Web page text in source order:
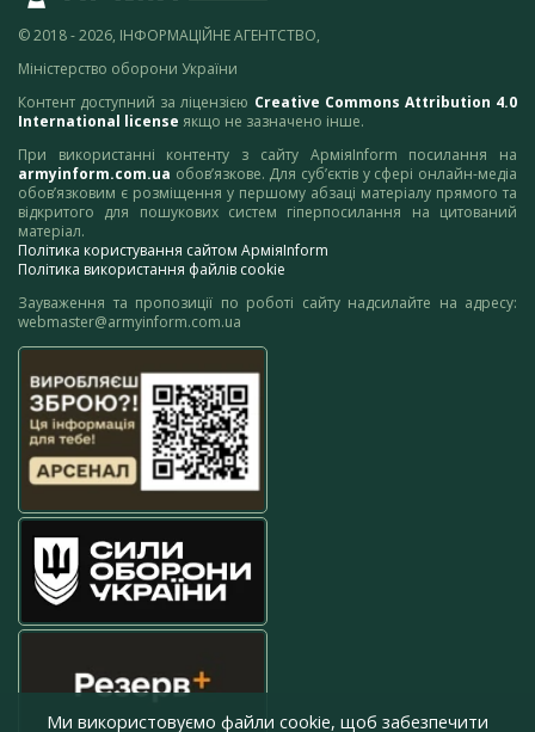
© 2018 - 2026, ІНФОРМАЦІЙНЕ АГЕНТСТВО,
Міністерство оборони України
Контент доступний за ліцензією Creative Commons Attribution 4.0
International license якщо не зазначено інше.
При використанні контенту з сайту АрміяInform посилання на
armyinform.com.ua обов’язкове. Для суб’єктів у сфері онлайн-медіа
обов’язковим є розміщення у першому абзаці матеріалу прямого та
відкритого для пошукових систем гіперпосилання на цитований
матеріал.
Політика користування сайтом АрміяInform
Політика використання файлів cookie
Зауваження та пропозиції по роботі сайту надсилайте на адресу:
webmaster@armyinform.com.ua
Ми використовуємо файли cookie, щоб забезпечити